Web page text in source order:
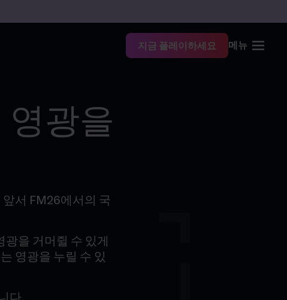
지금 플레이하세요 메뉴
영광을
서 FM26에서의 국
을 거머쥘 수 있게
영광을 누릴 수 있